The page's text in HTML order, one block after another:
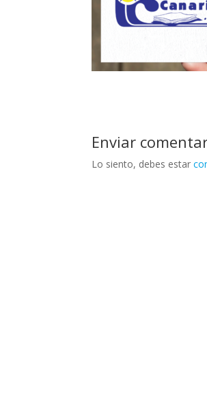
Enviar
Lo siento, debes estar